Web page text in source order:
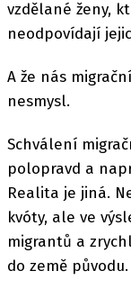
vzdělané ženy,
neodpovídají
A že nás
nesmysl.
Schválení
polopravd a
Realita je jiná.
kvóty, ale ve
migrantů a
do země původu.